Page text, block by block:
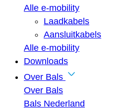
Alle e-mobility
Laadkabels
Aansluitkabels
Alle e-mobility
Downloads
Over Bals
Over Bals
Bals Nederland